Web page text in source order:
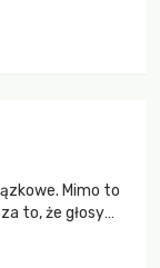
Mimo to
to, że głosy